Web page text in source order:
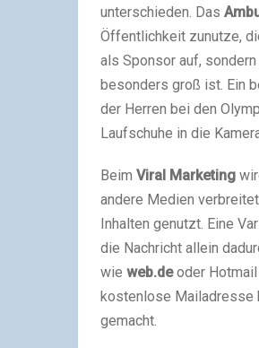
unterschieden. Das
Öffentlichkeit zunutze,
als Sponsor auf,
besonders groß ist. Ein
der Herren bei den
Laufschuhe in die
Beim Viral Marketing
andere Medien
Inhalten genutzt. Eine
die Nachricht allein
wie web.deoder Hotmail
kostenlose Mailadresse
gemacht.